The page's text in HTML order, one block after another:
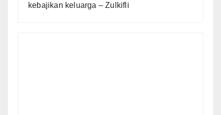
kebajikan keluarga – Zulkifli